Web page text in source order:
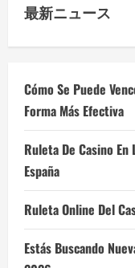
最新ニュース
Cómo Se Puede
Forma Más Efectiva
Ruleta De Casino En
España
Ruleta Online Del
Estás Buscando